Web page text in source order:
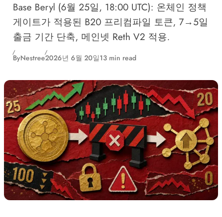
Base Beryl (6월 25일, 18:00 UTC): 온체인 정책
게이트가 적용된 B20 프리컴파일 토큰, 7→5일
출금 기간 단축, 메인넷 Reth V2 적용.
ByNestree2026년 6월 20일13 min read